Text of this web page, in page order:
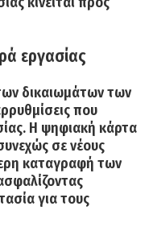
εργασίας
δικαιωμάτων των
που
Η ψηφιακή κάρτα
σε νέους
καταγραφή των
για τους